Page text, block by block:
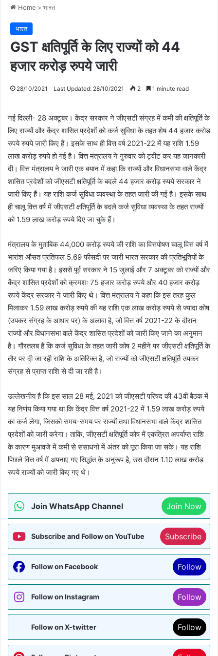
Home > भारत
भारत
GST क्षतिपूर्ति के लिए राज्यों को 44
हजार करोड़ रुपये जारी
28/10/2021 Last Updated: 28/10/2021 2 1 minute read
नई दिल्ली- 28 अक्टूबर। केंद्र सरकार ने जीएसटी संग्रह में कमी की क्षतिपूर्ति के
लिए राज्यों और केंद्र शासित प्रदेशों को कर्ज सुविधा के तहत शेष 44 हजार करोड़
रुपये रुपये जारी किए हैं। इसके साथ ही वित्त वर्ष 2021-22 में यह राशि 1.59
लाख करोड़ रुपये हो गई है। वित्त मंत्रालय ने गुरुवार को ट्वीट कर यह जानकारी
दी। वित्त मंत्रालय ने जारी एक बयान में कहा कि राज्यों और विधानसभा वाले केंद्र
शासित प्रदेशों को जीएसटी क्षतिपूर्ति के बदले 44 हजार करोड़ रुपये सरकार ने
जारी किए हैं। यह राशि कर्ज सुविधा व्यवस्था के तहत जारी की गई है। इसके साथ
ही चालू वित्त वर्ष में जीएसटी क्षतिपूर्ति के बदले कर्ज सुविधा व्यवस्था के तहत राज्यों
को 1.59 लाख करोड़ रुपये दिए जा चुके हैं।
मंत्रालय के मुताबिक 44,000 करोड़ रुपये की राशि का वित्तपोषण चालू वित्त वर्ष में
भारांश औसत प्रतिफल 5.69 फीसदी पर जारी भारत सरकार की प्रतिभूतियों के
जरिए किया गया है। इससे पूर्व सरकार ने 15 जुलाई और 7 अक्टूबर को राज्यों और
केंद्र शासित प्रदेशों को क्रमश: 75 हजार करोड़ रुपये और 40 हजार करोड़
रुपये केंद्र सरकार ने जारी किए थे। वित्त मंत्रालय ने कहा कि इस तरह कुल
मिलाकर 1.59 लाख करोड़ रुपये की यह राशि एक लाख करोड़ रुपये से ज्यादा कोष
(उपकर संग्रह के आधार पर) के अलावा है, जो वित्त वर्ष 2021-22 के दौरान
राज्यों और विधानसभा वाले केंद्र शासित प्रदेशों को जारी किए जाने का अनुमान
है। गौरतलब है कि कर्ज सुविधा के तहत जारी कोष 2 महीने पर जीएसटी क्षतिपूर्ति के
तौर पर दी जा रही राशि के अतिरिक्त है, जो राज्यों को जीएसटी क्षतिपूर्ति उपकर
संग्रह से प्राप्त राशि से दी जा रही है।
उल्लेखनीय है कि इस साल 28 मई, 2021 को जीएसटी परिषद की 43वीं बैठक में
यह निर्णय किया गया था कि केंद्र वित्त वर्ष 2021-22 में 1.59 लाख करोड़ रुपये
का कर्ज लेगा, जिसको समय-समय पर राज्यों तथा विधानसभा वाले केंद्र शासित
प्रदेशों को जारी करेगा। ताकि, जीएसटी क्षतिपूर्ति कोष में एकत्रित अपर्याप्त राशि
के कारण मुआवजे में कमी से संसाधनों में अंतर को पूरा किया जा सके। यह राशि
पिछले वित्त वर्ष में अपनाए गए सिद्धांत के अनुरूप है, उस दौरान 1.10 लाख करोड़
रुपये राज्यों को जारी किए गए थे।
Join WhatsApp Channel Join Now
Subscribe and Follow on YouTube Subscribe
Follow on Facebook Follow
Follow on Instagram Follow
Follow on X-twitter Follow